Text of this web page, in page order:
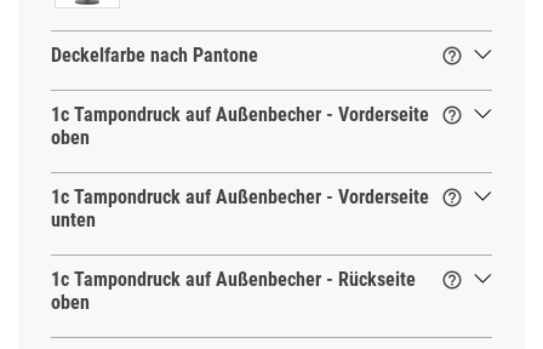

Deckelfarbe nach Pantone

1c Tampondruck auf Außenbecher - Vorderseite
oben

1c Tampondruck auf Außenbecher - Vorderseite
unten

1c Tampondruck auf Außenbecher - Rückseite
oben